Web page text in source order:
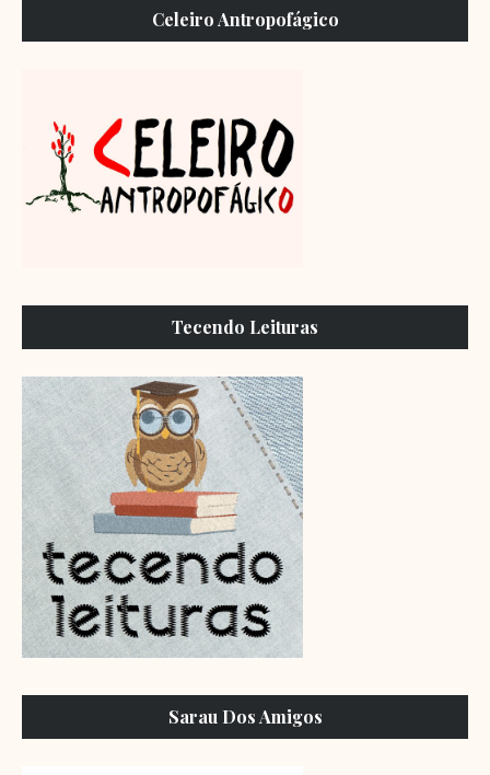
Celeiro Antropofágico
Tecendo Leituras
Sarau Dos Amigos